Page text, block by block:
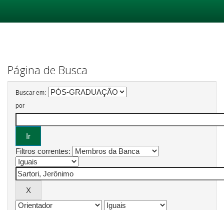
Página de Busca
Buscar em:
por
Filtros correntes: